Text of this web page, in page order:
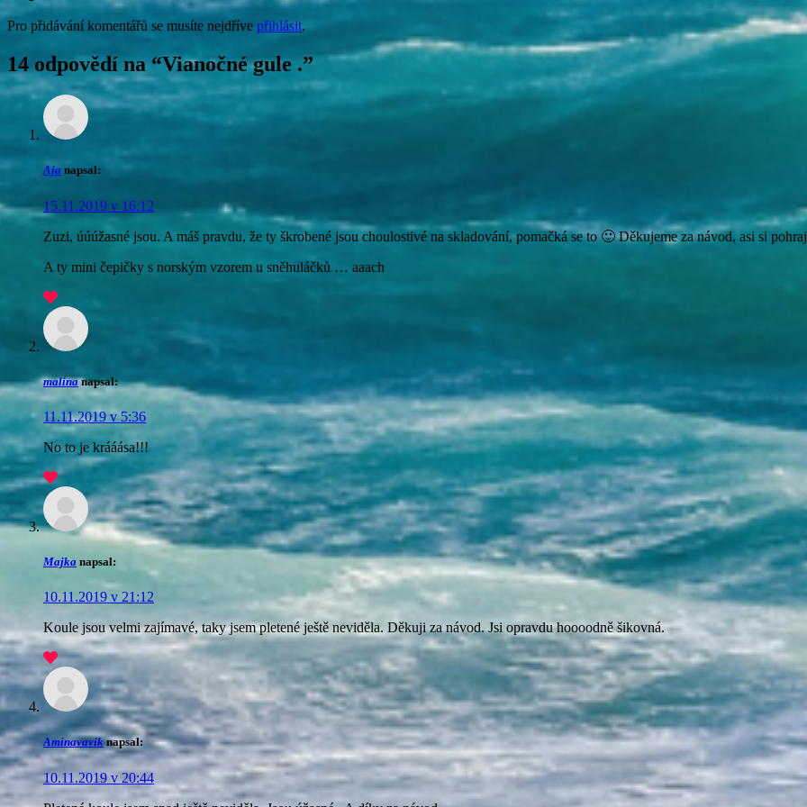
Pro přidávání komentářů se musíte nejdříve přihlásit.
14 odpovědí na “Vianočné gule .”
Aja napsal:
15.11.2019 v 16:12
Zuzi, úúúžasné jsou. A máš pravdu, že ty škrobené jsou choulostivé na skladování, pomačká se to 🙂 Děkujeme za návod, asi si
A ty mini čepičky s norským vzorem u sněhuláčků … aaach
malina napsal:
11.11.2019 v 5:36
No to je krááása!!!
Majka napsal:
10.11.2019 v 21:12
Koule jsou velmi zajímavé, taky jsem pletené ještě neviděla. Děkuji za návod. Jsi opravdu hoooodně šikovná.
Aminavavik napsal:
10.11.2019 v 20:44